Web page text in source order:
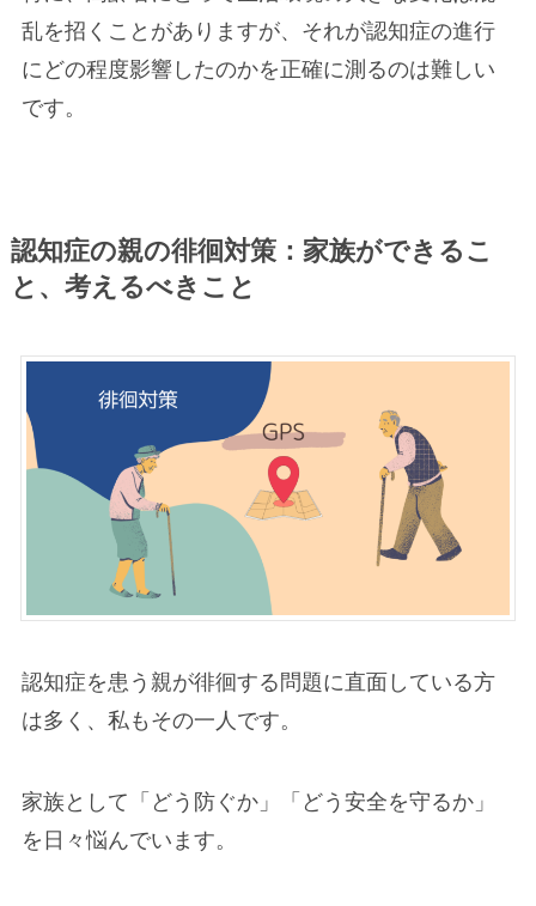
乱を招くことがありますが、それが認知症の進行
にどの程度影響したのかを正確に測るのは難しい
です。
認知症の親の徘徊対策：家族ができるこ
と、考えるべきこと
認知症を患う親が徘徊する問題に直面している方
は多く、私もその一人です。
家族として「どう防ぐか」「どう安全を守るか」
を日々悩んでいます。